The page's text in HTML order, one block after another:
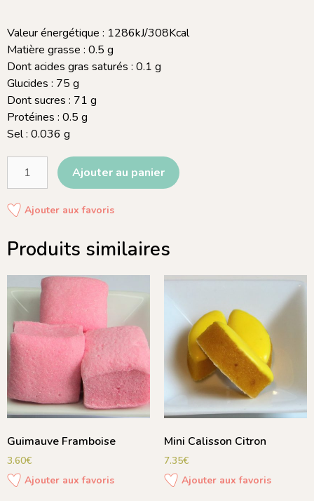
Valeur énergétique : 1286kJ/308Kcal
Matière grasse : 0.5 g
Dont acides gras saturés : 0.1 g
Glucides : 75 g
Dont sucres : 71 g
Protéines : 0.5 g
Sel : 0.036 g
Ajouter au panier
Ajouter aux favoris
Produits similaires
Guimauve Framboise
3.60€
Ajouter aux favoris
Mini Calisson Citron
7.35€
Ajouter aux favoris